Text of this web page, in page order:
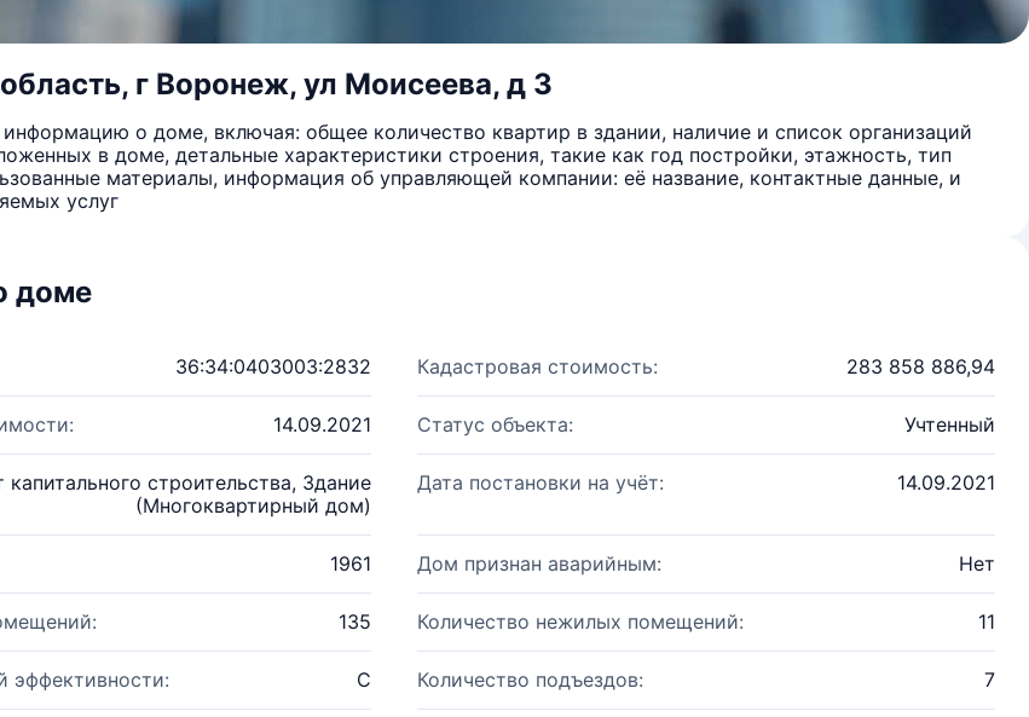
г Воронеж, ул Моисеева, д 3
о доме, включая: общее количество квартир в здании, наличие и список организаций
в доме, детальные характеристики строения, такие как год постройки, этажность, тип
материалы, информация об управляющей компании: её название, контактные данные, и
услуг
доме
36:34:0403003:2832 Кадастровая стоимость: 283 858 886,94
14.09.2021 Статус объекта: Учтенный
капитального строительства, Здание
(Многоквартирный дом)
Дата постановки на учёт: 14.09.2021
1961 Дом признан аварийным: Нет
135 Количество нежилых помещений: 11
эффективности: C Количество подъездов: 7